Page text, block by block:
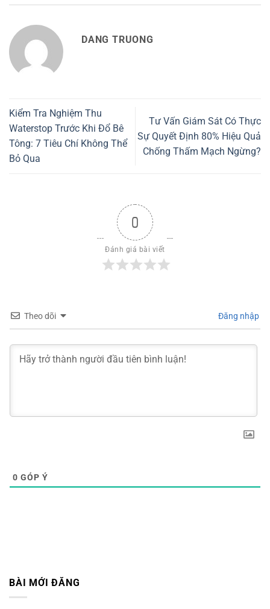
DANG TRUONG
Kiểm Tra Nghiệm Thu
Waterstop Trước Khi Đổ Bê
Tông: 7 Tiêu Chí Không Thể
Bỏ Qua
Tư Vấn Giám Sát Có Thực
Sự Quyết Định 80% Hiệu Quả
Chống Thấm Mạch Ngừng?
0
Đánh giá bài viết
Theo dõi Đăng nhập
0 GÓP Ý
BÀI MỚI ĐĂNG